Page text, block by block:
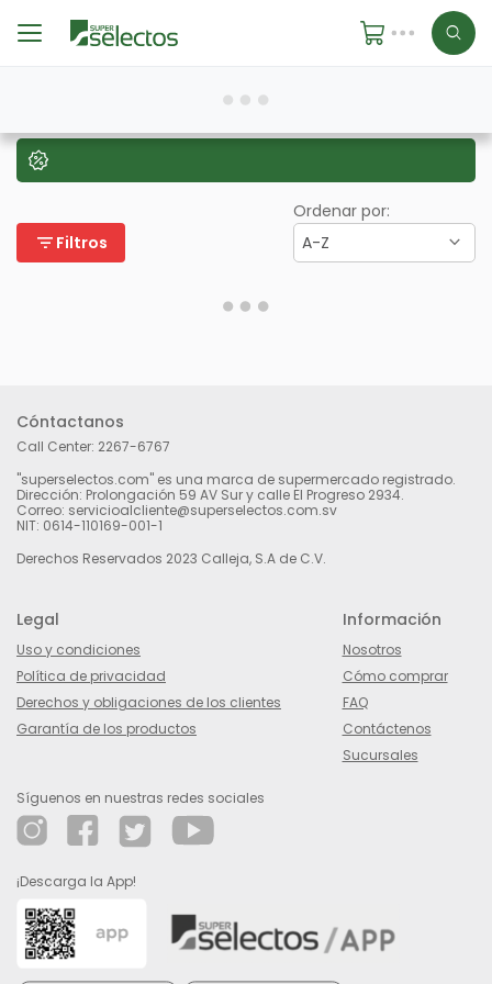
filter_list Filtros
Ordenar por:
A-Z
Cóntactanos
Call Center: 2267-6767
"superselectos.com" es una marca de supermercado registrado.
Dirección: Prolongación 59 AV Sur y calle El Progreso 2934.
Correo: servicioalcliente@superselectos.com.sv
NIT: 0614-110169-001-1
Derechos Reservados 2023 Calleja, S.A de C.V.
Legal
Uso y condiciones
Política de privacidad
Derechos y obligaciones de los clientes
Garantía de los productos
Información
Nosotros
Cómo comprar
FAQ
Contáctenos
Sucursales
Síguenos en nuestras redes sociales
¡Descarga la App!